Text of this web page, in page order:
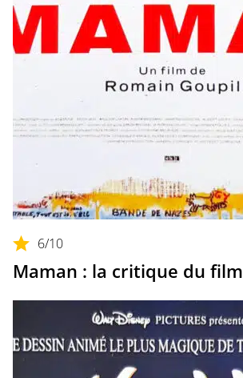
6/10
Maman : la critique du film